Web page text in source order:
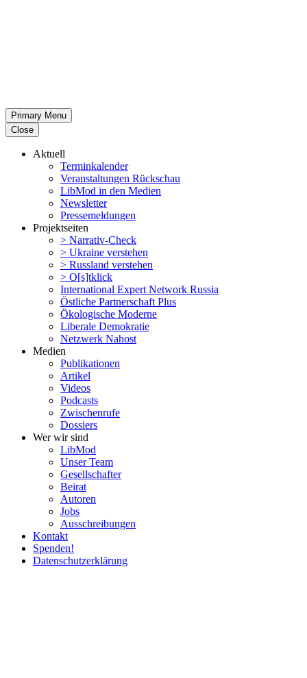
Primary Menu
Close
Aktuell
Termin­ka­lender
Veran­stal­tungen Rückschau
LibMod in den Medien
Newsletter
Presse­mel­dungen
Projekt­seiten
> Narrativ-Check
> Ukraine verstehen
> Russland verstehen
> O[s]tklick
Inter­na­tional Expert Network Russia
Östliche Partner­schaft Plus
Ökolo­gische Moderne
Liberale Demokratie
Netzwerk Nahost
Medien
Publi­ka­tionen
Artikel
Videos
Podcasts
Zwischenrufe
Dossiers
Wer wir sind
LibMod
Unser Team
Gesell­schafter
Beirat
Autoren
Jobs
Ausschrei­bungen
Kontakt
Spenden!
Daten­schutz­er­klärung